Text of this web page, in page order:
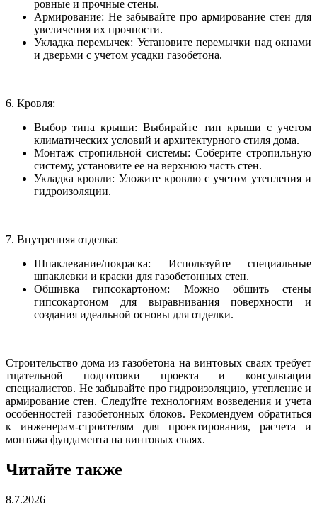
ровные и прочные стены.
Армирование: Не забывайте про армирование стен для
увеличения их прочности.
Укладка перемычек: Установите перемычки над окнами
и дверьми с учетом усадки газобетона.
6. Кровля:
Выбор типа крыши: Выбирайте тип крыши с учетом
климатических условий и архитектурного стиля дома.
Монтаж стропильной системы: Соберите стропильную
систему, установите ее на верхнюю часть стен.
Укладка кровли: Уложите кровлю с учетом утепления и
гидроизоляции.
7. Внутренняя отделка:
Шпаклевание/покраска: Используйте специальные
шпаклевки и краски для газобетонных стен.
Обшивка гипсокартоном: Можно обшить стены
гипсокартоном для выравнивания поверхности и
создания идеальной основы для отделки.
Строительство дома из газобетона на винтовых сваях требует
тщательной подготовки проекта и консультации
специалистов. Не забывайте про гидроизоляцию, утепление и
армирование стен. Следуйте технологиям возведения и учета
особенностей газобетонных блоков. Рекомендуем обратиться
к инженерам-строителям для проектирования, расчета и
монтажа фундамента на винтовых сваях.
Читайте также
8.7.2026